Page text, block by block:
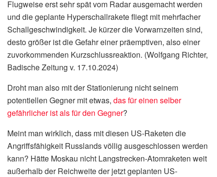
Flugweise erst sehr spät vom Radar ausgemacht werden
und die geplante Hyperschallrakete fliegt mit mehrfacher
Schallgeschwindigkeit. Je kürzer die Vorwarnzeiten sind,
desto größer ist die Gefahr einer präemptiven, also einer
zuvorkommenden Kurzschlussreaktion. (Wolfgang Richter,
Badische Zeitung v. 17.10.2024)
Droht man also mit der Stationierung nicht seinem
potentiellen Gegner mit etwas, das für einen selber
gefährlicher ist als für den Gegner?
Meint man wirklich, dass mit diesen US-Raketen die
Angriffsfähigkeit Russlands völlig ausgeschlossen werden
kann? Hätte Moskau nicht Langstrecken-Atomraketen weit
außerhalb der Reichweite der jetzt geplanten US-